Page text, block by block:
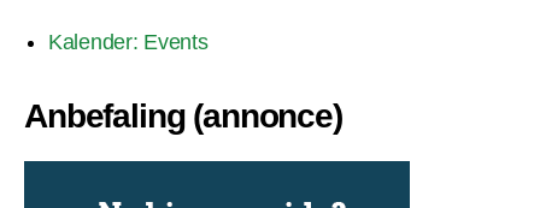
Kalender: Events
Anbefaling (annonce)